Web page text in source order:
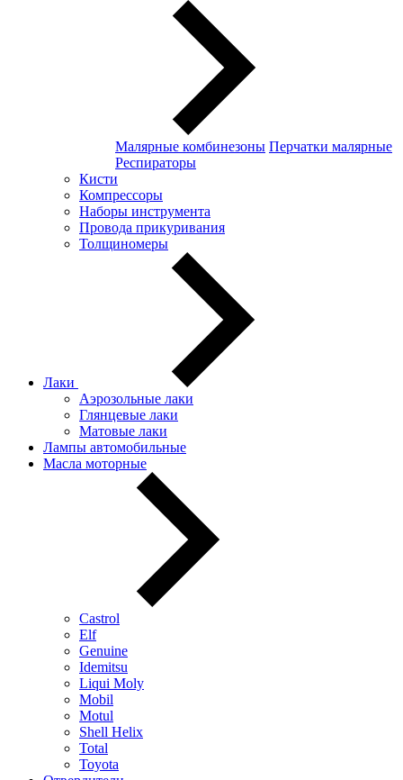
Малярные комбинезоны Перчатки малярные
Респираторы
Кисти
Компрессоры
Наборы инструмента
Провода прикуривания
Толщиномеры
Лаки
Аэрозольные лаки
Глянцевые лаки
Матовые лаки
Лампы автомобильные
Масла моторные
Castrol
Elf
Genuine
Idemitsu
Liqui Moly
Mobil
Motul
Shell Helix
Total
Toyota